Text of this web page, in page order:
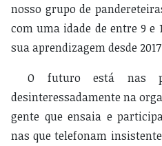
nosso grupo de
com uma idade de entre 9 e
sua aprendizagem desde
O futuro está nas
desinteressadamente na
gente que ensaia e
nas que telefonam